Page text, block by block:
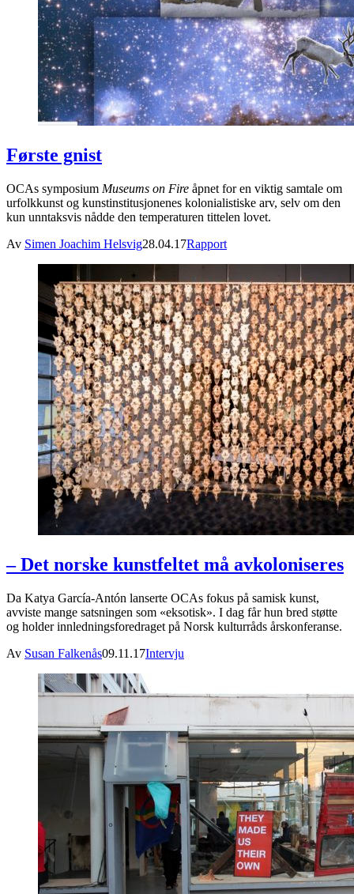
Første gnist
OCAs symposium Museums on Fire åpnet for en viktig samtale om
urfolkkunst og kunstinstitusjonenes kolonialistiske arv, selv om den
kun unntaksvis nådde den temperaturen tittelen lovet.
Av Simen Joachim Helsvig28.04.17Rapport
– Det norske kunstfeltet må avkoloniseres
Da Katya García-Antón lanserte OCAs fokus på samisk kunst,
avviste mange satsningen som «eksotisk». I dag får hun bred støtte
og holder innledningsforedraget på Norsk kulturråds årskonferanse.
Av Susan Falkenås09.11.17Intervju